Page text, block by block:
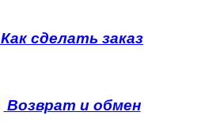
Как сделать заказ
Возврат и обмен